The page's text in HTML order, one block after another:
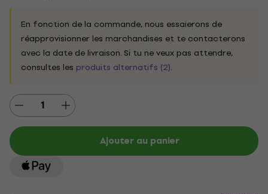
En fonction de la commande, nous essaierons de
réapprovisionner les marchandises et te contacterons
avec la date de livraison. Si tu ne veux pas attendre,
consultes les produits alternatifs (2).
Ajouter au panier